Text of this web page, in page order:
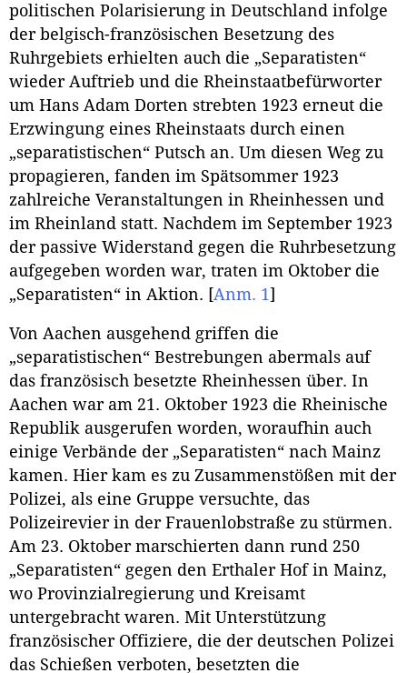
politischen Polarisierung in Deutschland infolge
der belgisch-französischen Besetzung des
Ruhrgebiets erhielten auch die „Separatisten“
wieder Auftrieb und die Rheinstaatbefürworter
um Hans Adam Dorten strebten 1923 erneut die
Erzwingung eines Rheinstaats durch einen
„separatistischen“ Putsch an. Um diesen Weg zu
propagieren, fanden im Spätsommer 1923
zahlreiche Veranstaltungen in Rheinhessen und
im Rheinland statt. Nachdem im September 1923
der passive Widerstand gegen die Ruhrbesetzung
aufgegeben worden war, traten im Oktober die
„Separatisten“ in Aktion. [Anm. 1]
Von Aachen ausgehend griffen die
„separatistischen“ Bestrebungen abermals auf
das französisch besetzte Rheinhessen über. In
Aachen war am 21. Oktober 1923 die Rheinische
Republik ausgerufen worden, woraufhin auch
einige Verbände der „Separatisten“ nach Mainz
kamen. Hier kam es zu Zusammenstößen mit der
Polizei, als eine Gruppe versuchte, das
Polizeirevier in der Frauenlobstraße zu stürmen.
Am 23. Oktober marschierten dann rund 250
„Separatisten“ gegen den Erthaler Hof in Mainz,
wo Provinzialregierung und Kreisamt
untergebracht waren. Mit Unterstützung
französischer Offiziere, die der deutschen Polizei
das Schießen verboten, besetzten die